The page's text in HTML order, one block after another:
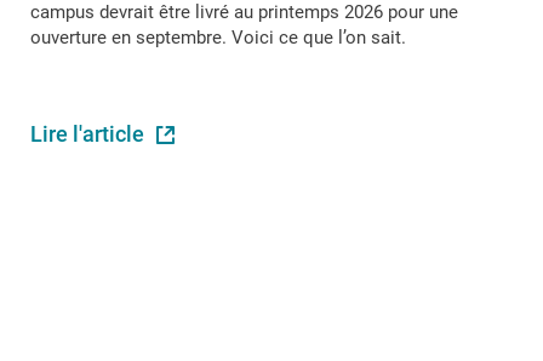
campus devrait être livré au printemps 2026 pour une
ouverture en septembre. Voici ce que l’on sait.
Lire l'article